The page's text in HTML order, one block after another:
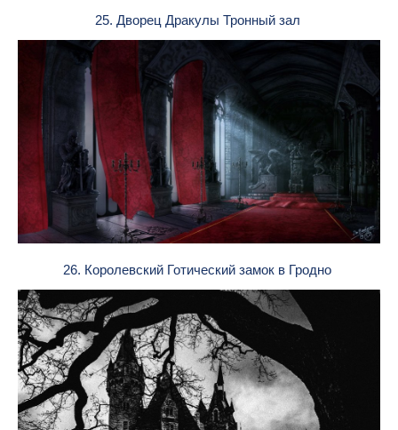
25. Дворец Дракулы Тронный зал
26. Королевский Готический замок в Гродно